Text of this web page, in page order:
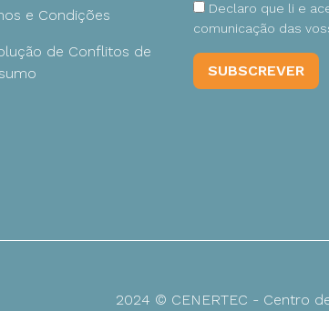
e Condições
de Conflitos de
Declaro que li e
comunicação das
2024 © CENERTEC - Centro